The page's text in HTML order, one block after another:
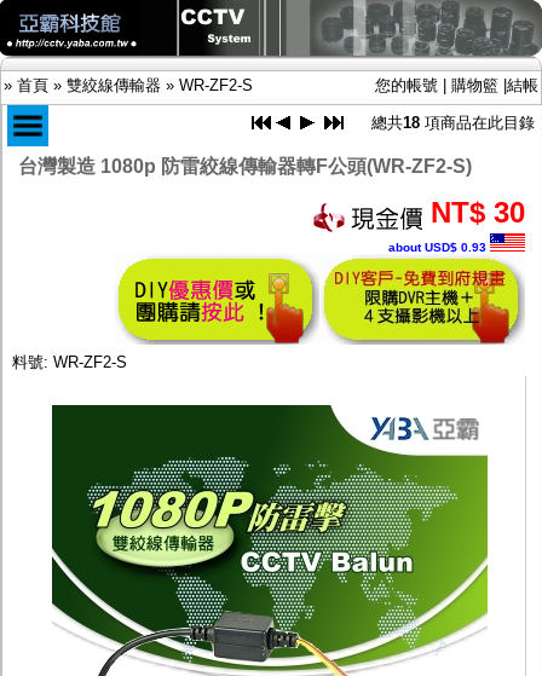
» 首頁 » 雙絞線傳輸器 » WR-ZF2-S 您的帳號 購物籃 結帳
AHD DVR數位錄放影機
AHD半球型(適用屋內)
AHD中小型紅外線攝影機(適用騎樓、室內外)
AHD防護罩型攝影機(適用屋外，紅外線照射
距離遠）
投光設備
防護罩及支架
多路攝影機單軸傳輸
監聽器.麥克風
網路設備
視訊轉換設備
雙絞線傳輸器
雜訊改善器
分配放大器
總共18 項商品在此目錄
台灣製造 1080p 防雷絞線傳輸器轉F公頭(WR-ZF2-S)
NT$ 30
about USD$ 0.93
料號: WR-ZF2-S